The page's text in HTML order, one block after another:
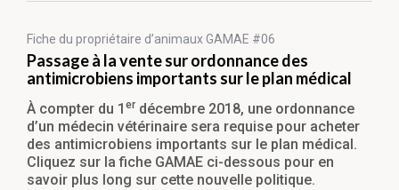
Fiche du propriétaire d’animaux GAMAE #06
Passage à la vente sur ordonnance des
antimicrobiens importants sur le plan médical
À compter du 1 er décembre 2018, une ordonnance
d’un médecin vétérinaire sera requise pour acheter
des antimicrobiens importants sur le plan médical.
Cliquez sur la fiche GAMAE ci-dessous pour en
savoir plus long sur cette nouvelle politique.